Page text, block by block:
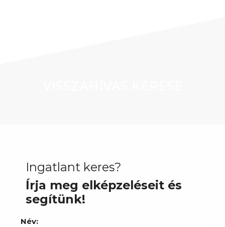
Ingatlant keres?
Írja meg elképzeléseit és
segítünk!
Név: